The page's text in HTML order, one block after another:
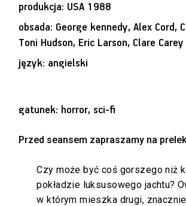
produkcja: USA 1988
obsada: George kennedy, Alex Cord,
Toni Hudson, Eric Larson, Clare Carey
język: angielski
gatunek: horror, sci-fi
Przed seansem zapraszamy na
Czy może być coś gorszego niż
pokładzie luksusowego jachtu?
w którym mieszka drugi,